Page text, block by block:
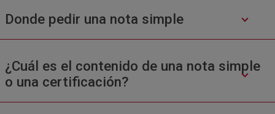
Donde pedir una nota simple
¿Cuál es el contenido de una nota simple
o una certificación?